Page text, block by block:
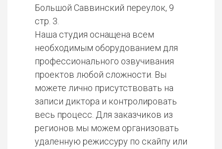
Большой Саввинский переулок, 9
стр. 3.
Наша студия оснащена всем
необходимым оборудованием для
профессионального озвучивания
проектов любой сложности. Вы
можете лично присутствовать на
записи диктора и контролировать
весь процесс. Для заказчиков из
регионов мы можем организовать
удаленную режиссуру по скайпу или